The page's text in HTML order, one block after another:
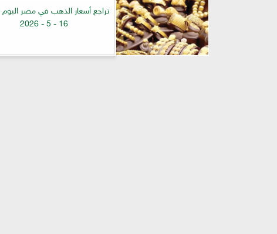
تراجع أسعار الذهب في مصر
16 - 5 - 2026